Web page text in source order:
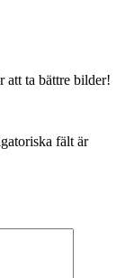
att ta bättre bilder!
fält är